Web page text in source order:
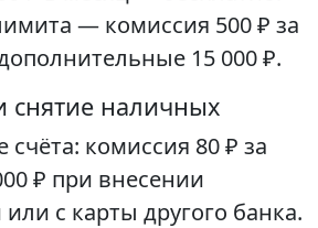
— комиссия 500 ₽ за
15 000 ₽.
снятие наличных
комиссия 80 ₽ за
₽ при внесении
с карты другого банка.